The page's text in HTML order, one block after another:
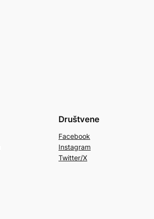
Društvene
Facebook
Instagram
Twitter/X